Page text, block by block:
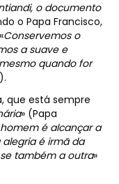
o documento
o Papa Francisco,
Conservemos o
a suave e
quando for
que está sempre
» (Papa
é alcançar a
é irmã da
também a outra»